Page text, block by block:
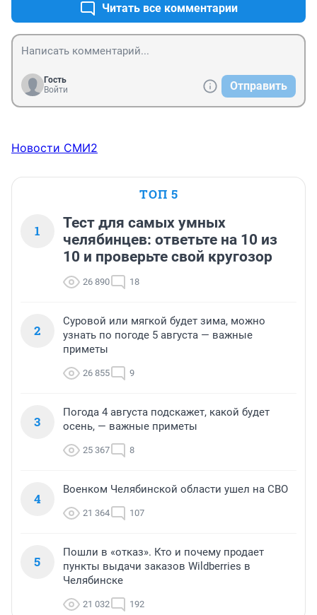
Читать все комментарии
Гость
Войти
Отправить
Новости СМИ2
ТОП 5
1
Тест для самых умных
челябинцев: ответьте на 10 из
10 и проверьте свой кругозор
26 890 18
2
Суровой или мягкой будет зима, можно
узнать по погоде 5 августа — важные
приметы
26 855 9
3
Погода 4 августа подскажет, какой будет
осень, — важные приметы
25 367 8
4
Военком Челябинской области ушел на СВО
21 364 107
5
Пошли в «отказ». Кто и почему продает
пункты выдачи заказов Wildberries в
Челябинске
21 032 192